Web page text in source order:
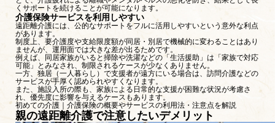
くサポートを続けることが可能になります。
介護保険サービスを利用しやすい
遠距離介護には、公的なサポートをフルに活用しやすいという意外な利点
があります。
制度上、要介護度や支給限度額が同居・別居で機械的に変わることはあり
ませんが、運用面では大きな差が出るためです。
例えば、同居家族がいると掃除や洗濯などの「生活援助」は「家族で対応
可能」とみなされ、制限されるケースが少なくありません。
一方、独居（一人暮らし）で支援者が遠方にいる場合は、訪問介護などの
サービスが手厚く認められやすくなります。
また、施設入所の際も、家族による日常的な支援が困難な状況が考慮さ
れ、優先度に影響を与えるケースもあります。
初めての介護｜介護保険の概要やサービスの利用法・注意点を解説
親の遠距離介護で注意したいデメリット